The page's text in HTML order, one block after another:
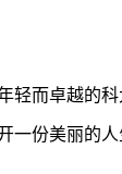
轻而卓越的科
一份美丽的人